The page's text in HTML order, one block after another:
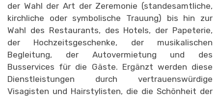
der Wahl der Art der Zeremonie (standesamtliche,
kirchliche oder symbolische Trauung) bis hin zur
Wahl des Restaurants, des Hotels, der Papeterie,
der Hochzeitsgeschenke, der musikalischen
Begleitung, der Autovermietung und des
Busservices für die Gäste. Ergänzt werden diese
Dienstleistungen durch vertrauenswürdige
Visagisten und Hairstylisten, die die Schönheit der